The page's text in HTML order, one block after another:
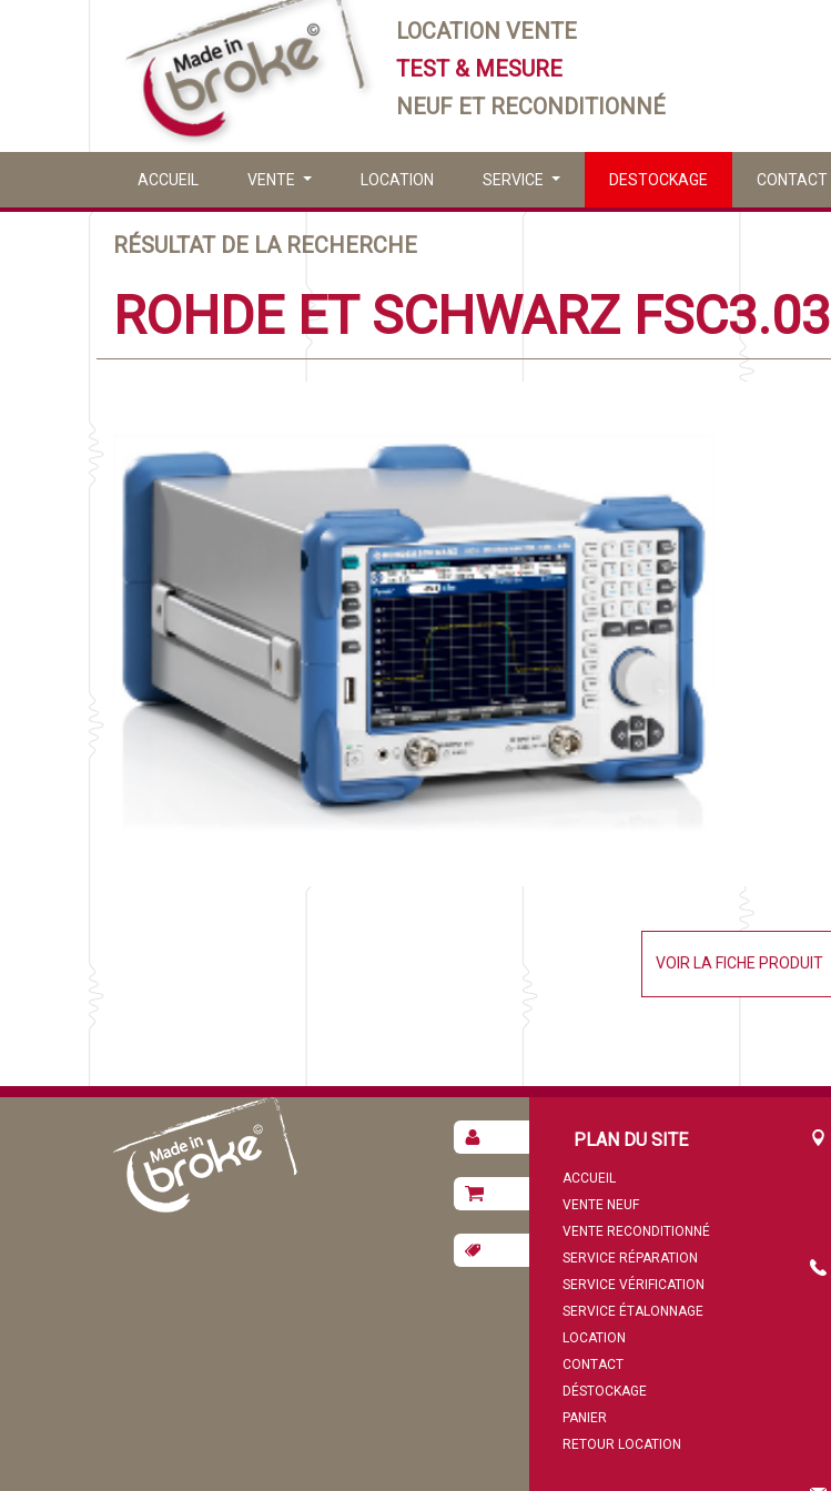
LOCATION VENTE
TEST & MESURE
NEUF ET RECONDITIONNÉ
ACCUEIL VENTE LOCATION SERVICE DESTOCKAGE CONTACT
RÉSULTAT DE LA RECHERCHE
ROHDE ET SCHWARZ FSC3.03
VOIR LA FICHE PRODUIT
PLAN DU SITE
ACCUEIL
VENTE NEUF
VENTE RECONDITIONNÉ
SERVICE RÉPARATION
SERVICE VÉRIFICATION
SERVICE ÉTALONNAGE
LOCATION
CONTACT
DÉSTOCKAGE
PANIER
RETOUR LOCATION